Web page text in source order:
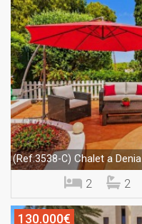
(Ref.3538-C) Chalet a Denia
2 2
130.000€